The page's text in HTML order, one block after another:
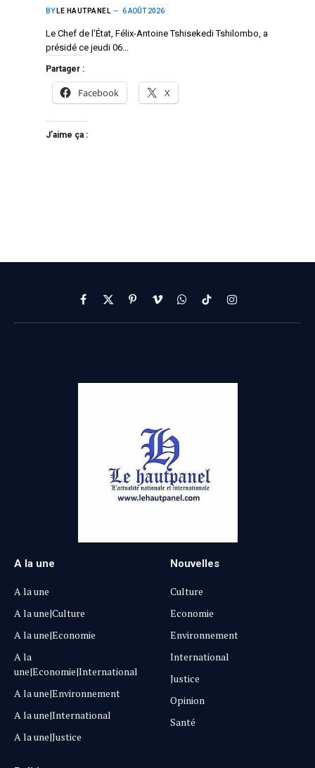
BY LE HAUTPANEL 6 AOÛT 2026
Le Chef de l’État, Félix-Antoine Tshisekedi Tshilombo, a
présidé ce jeudi 06…
Partager :
Facebook X
J’aime ça :
Facebook
X
(Twitter)
PinterestVimeoWhatsApp
TikTokInstagram
A la une
A la une
A la une|Culture
A la une|Economie
A la
une|Economie|International
A la une|Environnement
A la une|International
A la une|Justice
Nouvelles
Culture
Economie
Environnement
International
Justice
Opinion
Santé